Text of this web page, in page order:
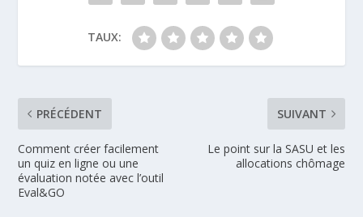
TAUX:
PRÉCÉDENT
Comment créer facilement
un quiz en ligne ou une
évaluation notée avec l’outil
Eval&GO
SUIVANT
Le point sur la SASU et les
allocations chômage